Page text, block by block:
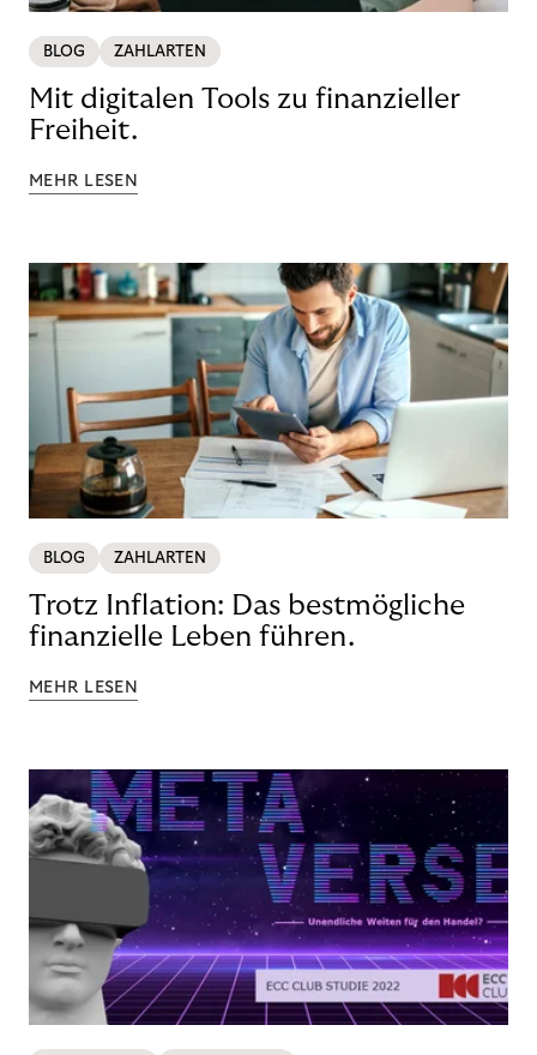
BLOG ZAHLARTEN
Mit digitalen Tools zu finanzieller
Freiheit.
MEHR LESEN
BLOG ZAHLARTEN
Trotz Inflation: Das bestmögliche
finanzielle Leben führen.
MEHR LESEN